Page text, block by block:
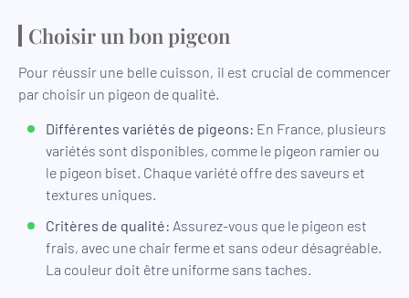
Choisir un bon pigeon
Pour réussir une belle cuisson, il est crucial de commencer
par choisir un pigeon de qualité.
Différentes variétés de pigeons: En France, plusieurs
variétés sont disponibles, comme le pigeon ramier ou
le pigeon biset. Chaque variété offre des saveurs et
textures uniques.
Critères de qualité: Assurez-vous que le pigeon est
frais, avec une chair ferme et sans odeur désagréable.
La couleur doit être uniforme sans taches.